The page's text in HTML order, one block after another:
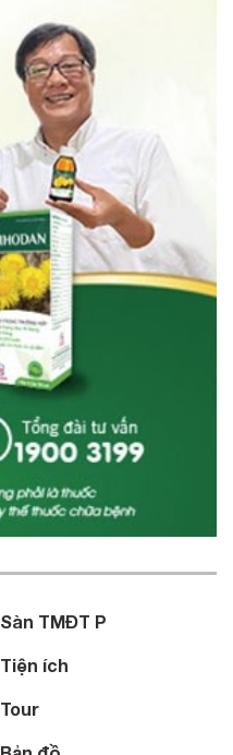
Sàn TMĐT P
Tiện ích
Tour